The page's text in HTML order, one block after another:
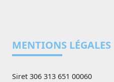
MENTIONS LÉGALES
Siret 306 313 651 00060